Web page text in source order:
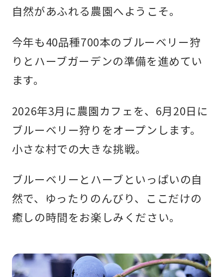
自然があふれる農園へようこそ。
今年も40品種700本のブルーベリー狩
りとハーブガーデンの準備を進めてい
ます。
2026年3月に農園カフェを、6月20日に
ブルーベリー狩りをオープンします。
小さな村での大きな挑戦。
ブルーベリーとハーブといっぱいの自
然で、ゆったりのんびり、ここだけの
癒しの時間をお楽しみください。